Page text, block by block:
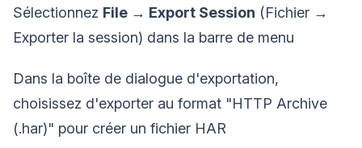
Sélectionnez File → Export Session (Fichier →
Exporter la session) dans la barre de menu
Dans la boîte de dialogue d'exportation,
choisissez d'exporter au format "HTTP Archive
(.har)" pour créer un fichier HAR